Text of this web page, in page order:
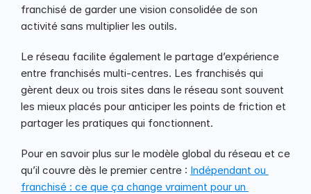
franchisé de garder une vision consolidée de son
activité sans multiplier les outils.
Le réseau facilite également le partage d’expérience
entre franchisés multi-centres. Les franchisés qui
gèrent deux ou trois sites dans le réseau sont souvent
les mieux placés pour anticiper les points de friction et
partager les pratiques qui fonctionnent.
Pour en savoir plus sur le modèle global du réseau et ce
qu’il couvre dès le premier centre : Indépendant ou
franchisé : ce que ça change vraiment pour un